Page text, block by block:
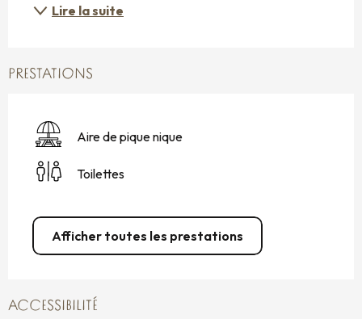
Lire la suite
PRESTATIONS
Aire de pique nique
Toilettes
Afficher toutes les prestations
ACCESSIBILITÉ